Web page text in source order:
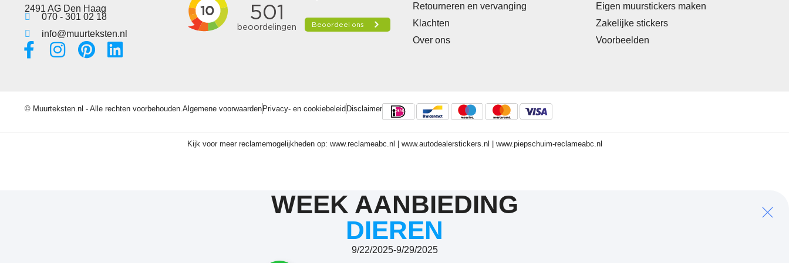
2491 AG Den Haag
070 - 301 02 18
info@muurteksten.nl
Retourneren en vervanging
Klachten
Over ons
Eigen muurstickers maken
Zakelijke stickers
Voorbeelden
© Muurteksten.nl - Alle rechten voorbehouden. Algemene voorwaarden Privacy- en cookiebeleid Disclaimer
Kijk voor meer reclamemogelijkheden op: www.reclameabc.nl www.autodealerstickers.nl www.piepschuim-reclameabc.nl
WEEK AANBIEDING
DIEREN
9/22/2025-9/29/2025